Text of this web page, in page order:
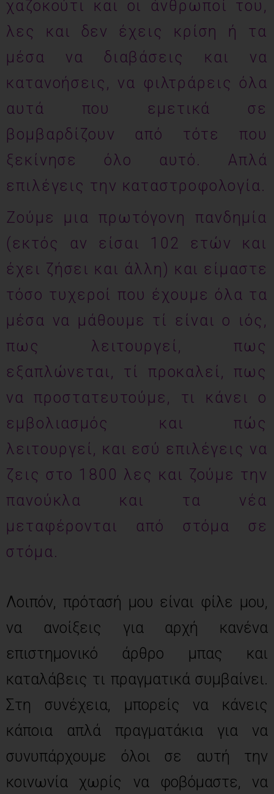
χαζοκούτι και οι άνθρωποί του,
λες και δεν έχεις κρίση ή τα
μέσα να διαβάσεις και να
κατανοήσεις, να φιλτράρεις όλα
αυτά που εμετικά σε
βομβαρδίζουν από τότε που
ξεκίνησε όλο αυτό. Απλά
επιλέγεις την καταστροφολογία.
Ζούμε μια πρωτόγονη πανδημία
(εκτός αν είσαι 102 ετών και
έχει ζήσει και άλλη) και είμαστε
τόσο τυχεροί που έχουμε όλα τα
μέσα να μάθουμε τί είναι ο ιός,
πως λειτουργεί, πως
εξαπλώνεται, τί προκαλεί, πως
να προστατευτούμε, τι κάνει ο
εμβολιασμός και πώς
λειτουργεί, και εσύ επιλέγεις να
ζεις στο 1800 λες και ζούμε την
πανούκλα και τα νέα
μεταφέρονται από στόμα σε
στόμα.
Λοιπόν, πρότασή μου είναι φίλε μου,
να ανοίξεις για αρχή κανένα
επιστημονικό άρθρο μπας και
καταλάβεις τι πραγματικά συμβαίνει.
Στη συνέχεια, μπορείς να κάνεις
κάποια απλά πραγματάκια για να
συνυπάρχουμε όλοι σε αυτή την
κοινωνία χωρίς να φοβόμαστε, να